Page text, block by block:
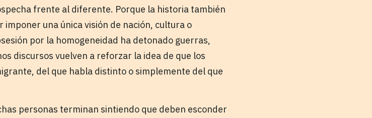
frente al diferente. Porque la historia también
una única visión de nación, cultura o
por la homogeneidad ha detonado guerras,
discursos vuelven a reforzar la idea de que los
del que habla distinto o simplemente del que
personas terminan sintiendo que deben esconder